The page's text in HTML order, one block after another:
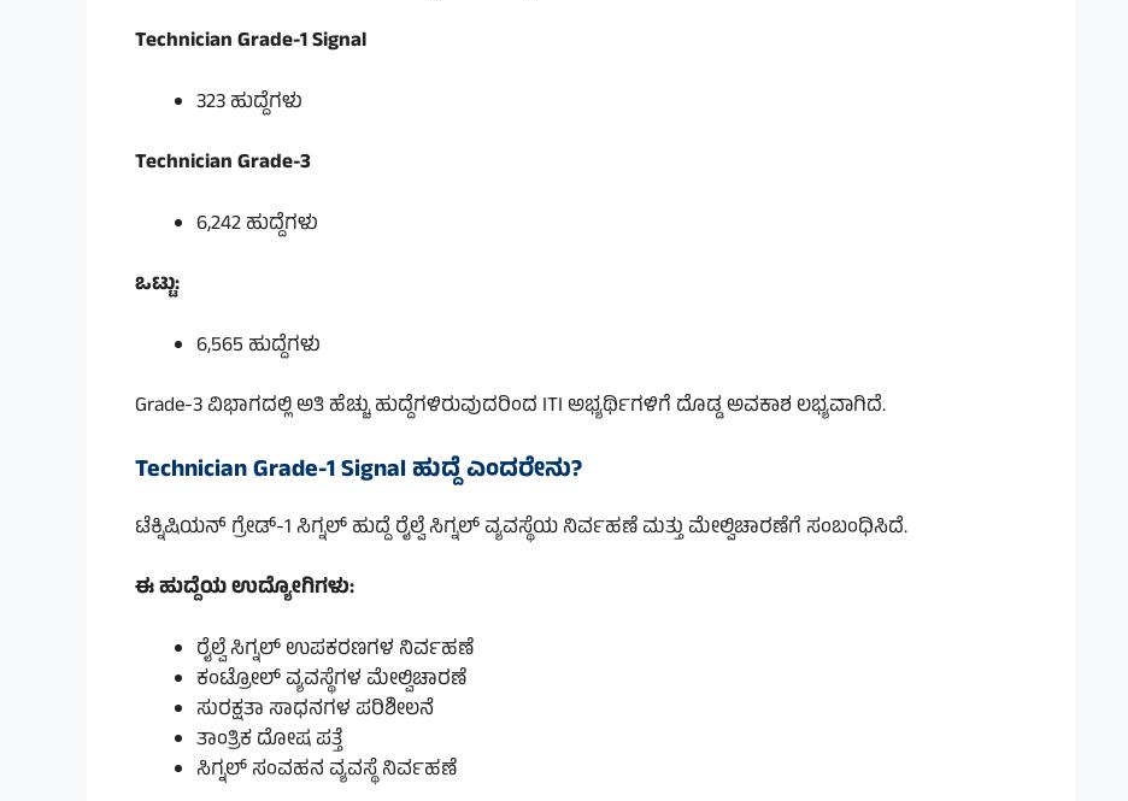
Technician Grade-1 Signal
323 ಹುದ್ದೆಗಳು
Technician Grade-3
6,242 ಹುದ್ದೆಗಳು
ಒಟ್ಟು:
6,565 ಹುದ್ದೆಗಳು
Grade-3 ವಿಭಾಗದಲ್ಲಿ ಅತಿ ಹೆಚ್ಚು ಹುದ್ದೆಗಳಿರುವುದರಿಂದ ITI ಅಭ್ಯರ್ಥಿಗಳಿಗೆ ದೊಡ್ಡ ಅವಕಾಶ ಲಭ್ಯವಾಗಿದೆ.
Technician Grade-1 Signal ಹುದ್ದೆ ಎಂದರೇನು?
ಟೆಕ್ನಿಷಿಯನ್ ಗ್ರೇಡ್-1 ಸಿಗ್ನಲ್ ಹುದ್ದೆ ರೈಲ್ವೆ ಸಿಗ್ನಲ್ ವ್ಯವಸ್ಥೆಯ ನಿರ್ವಹಣೆ ಮತ್ತು ಮೇಲ್ವಿಚಾರಣೆಗೆ ಸಂಬಂಧಿಸಿದೆ.
ಈ ಹುದ್ದೆಯ ಉದ್ಯೋಗಿಗಳು:
ರೈಲ್ವೆ ಸಿಗ್ನಲ್ ಉಪಕರಣಗಳ ನಿರ್ವಹಣೆ
ಕಂಟ್ರೋಲ್ ವ್ಯವಸ್ಥೆಗಳ ಮೇಲ್ವಿಚಾರಣೆ
ಸುರಕ್ಷತಾ ಸಾಧನಗಳ ಪರಿಶೀಲನೆ
ತಾಂತ್ರಿಕ ದೋಷ ಪತ್ತೆ
ಸಿಗ್ನಲ್ ಸಂವಹನ ವ್ಯವಸ್ಥೆ ನಿರ್ವಹಣೆ